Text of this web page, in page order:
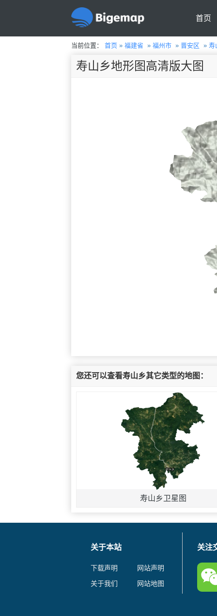
首页
当前位置： 首页» 福建省 » 福州市» 晋安区 » 寿
寿山乡地形图高清版大图
您还可以查看寿山乡其它类型的地图：
寿山乡卫星图
关于本站
下载声明
网站声明
关于我们
网站地图
关注